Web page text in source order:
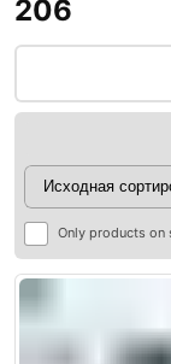
206
Only products on